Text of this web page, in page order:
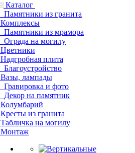
Каталог
Памятники из гранита
Комплексы
Памятники из мрамора
Ограда на могилу
Цветники
Надгробная плита
Благоустройство
Вазы, лампады
Гравировка и фото
Декор на памятник
Колумбарий
Кресты из гранита
Табличка на могилу
Монтаж